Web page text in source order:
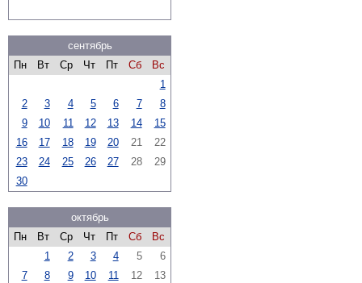
сентябрь
Пн
Вт Ср Чт Пт Сб
Вс
1
2
3 4 5 6 7
8
9
10 11 12 13 14
15
16
17 18 19 20 21
22
23
24 25 26 27 28
29
30
октябрь
Пн
Вт Ср Чт Пт Сб
Вс
1
2 3 4 5
6
7
8 9 10 11 12
13